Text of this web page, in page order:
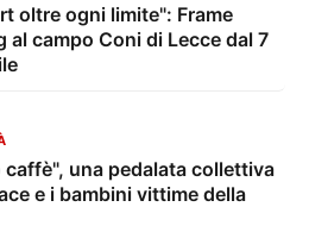
oltre ogni limite": Frame
al campo Coni di Lecce dal 7
caffè", una pedalata collettiva
e i bambini vittime della